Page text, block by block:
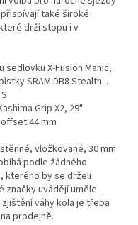
také široké
které drží stopu i v
X-Fusion Manic,
SRAM DB8 Stealth...
Grip X2, 29"
44 mm
vložkované, 30 mm
podle žádného
kterého by se drželi
značky uvádějí uměle
váhy kola je třeba
prodejně.